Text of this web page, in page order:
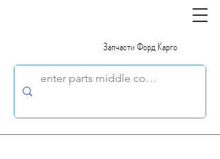
Запчасти Форд Карго